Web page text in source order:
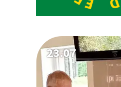
23.07